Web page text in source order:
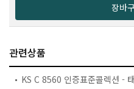
장바
관련상품